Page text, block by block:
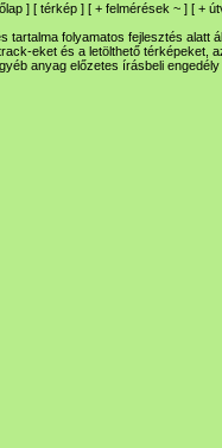
] [ térkép ] [ + felmérések ~ ] [ +
tartalma folyamatos fejlesztés
eket és a letölthető térképeket,
anyag előzetes írásbeli